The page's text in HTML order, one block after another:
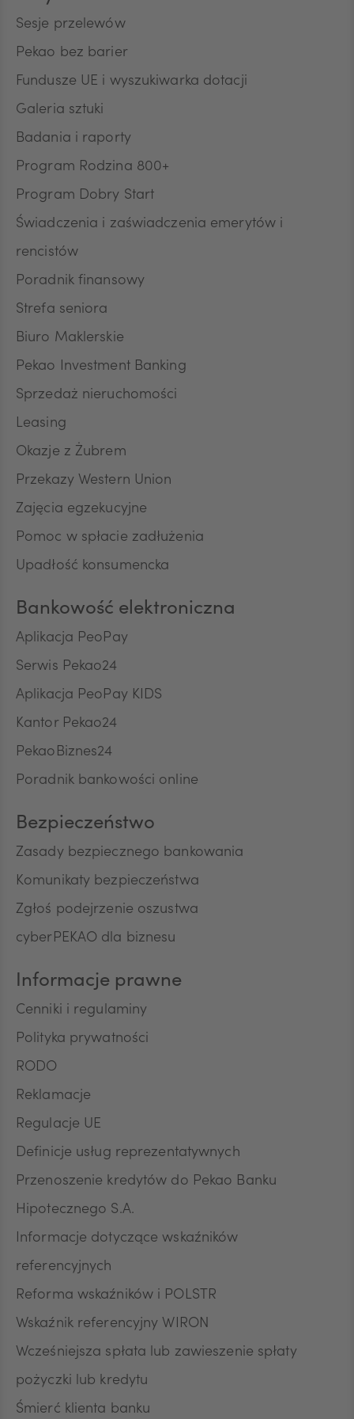
JPY
DKK
SEK
TRY
ZAR
Sesje przelewów
Pekao bez barier
Fundusze UE i wyszukiwarka dotacji
Galeria sztuki
Badania i raporty
Program Rodzina 800+
Program Dobry Start
Świadczenia i zaświadczenia emerytów i
rencistów
Poradnik finansowy
Strefa seniora
Biuro Maklerskie
Pekao Investment Banking
Sprzedaż nieruchomości
Leasing
Okazje z Żubrem
Przekazy Western Union
Zajęcia egzekucyjne
Pomoc w spłacie zadłużenia
Upadłość konsumencka
Bankowość elektroniczna
Aplikacja PeoPay
Serwis Pekao24
Aplikacja PeoPay KIDS
Kantor Pekao24
PekaoBiznes24
Poradnik bankowości online
Bezpieczeństwo
Zasady bezpiecznego bankowania
Komunikaty bezpieczeństwa
Zgłoś podejrzenie oszustwa
cyberPEKAO dla biznesu
Informacje prawne
Cenniki i regulaminy
Polityka prywatności
RODO
Reklamacje
Regulacje UE
Definicje usług reprezentatywnych
Przenoszenie kredytów do Pekao Banku
Hipotecznego S.A.
Informacje dotyczące wskaźników
referencyjnych
Reforma wskaźników i POLSTR
Wskaźnik referencyjny WIRON
Wcześniejsza spłata lub zawieszenie spłaty
pożyczki lub kredytu
Śmierć klienta banku